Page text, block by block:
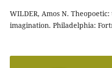
WILDER, Amos N.
imagination. Philadelphia: